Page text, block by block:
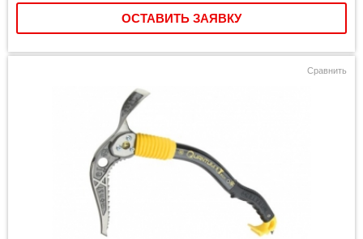
ОСТАВИТЬ ЗАЯВКУ
Сравнить